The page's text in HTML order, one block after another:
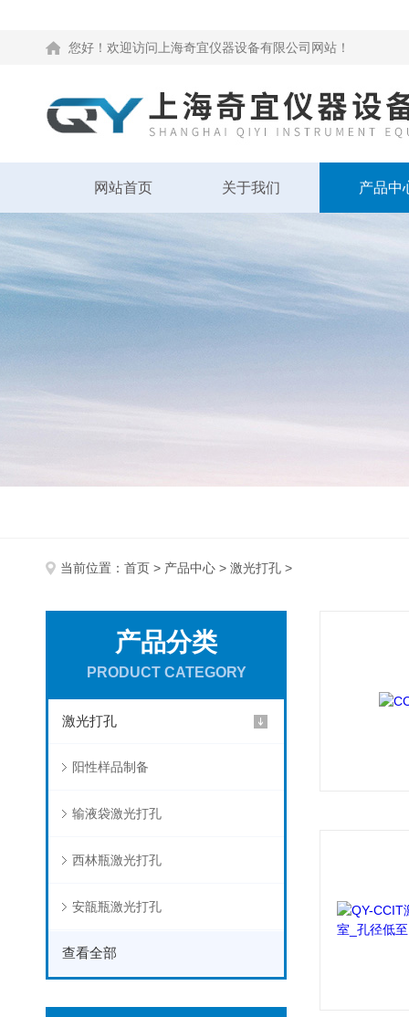
您好！欢迎访问上海奇宜仪器设备有限公司网站！
网站首页 关于我们 产品中
当前位置： 首页 > 产品中心 > 激光打孔 >
产品分类
PRODUCT CATEGORY
激光打孔
阳性样品制备
输液袋激光打孔
西林瓶激光打孔
安瓿瓶激光打孔
查看全部